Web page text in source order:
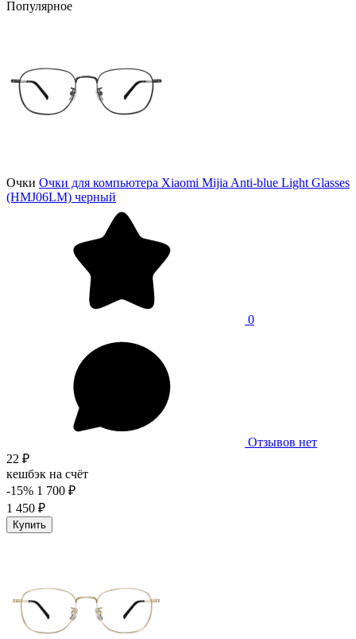
Популярное
Очки Очки для компьютера Xiaomi Mijia Anti-blue Light Glasses
(HMJ06LM) черный
0
Отзывов нет
22 ₽
кешбэк на счёт
-15% 1 700 ₽
1 450 ₽
Купить